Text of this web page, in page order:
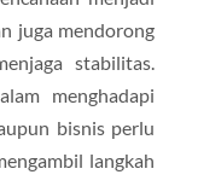
juga mendorong
stabilitas.
menghadapi
bisnis perlu
langkah